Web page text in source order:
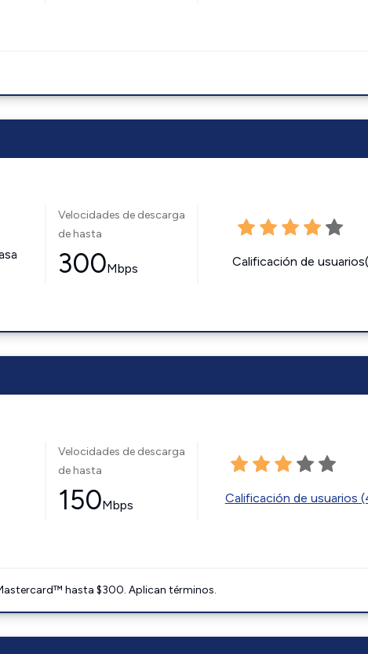
Velocidades de descarga
de hasta
300Mbps Calificación de
Velocidades de descarga
de hasta
150Mbps Calificación de usuarios
hasta $300. Aplican términos.